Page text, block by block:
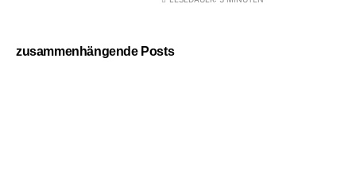
zusammenhängende Posts